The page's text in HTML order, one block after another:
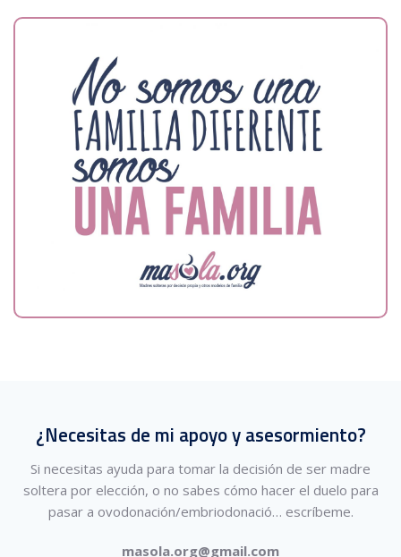
¿Necesitas de mi apoyo y asesormiento?
Si necesitas ayuda para tomar la decisión de ser madre
soltera por elección, o no sabes cómo hacer el duelo para
pasar a ovodonación/embriodonació… escríbeme.
masola.org@gmail.com